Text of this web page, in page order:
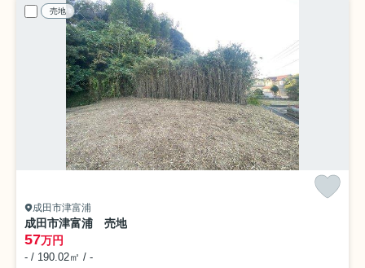
売地
成田市津富浦
成田市津富浦 売地
57万円
- / 190.02㎡ / -